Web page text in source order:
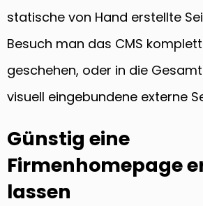
statische von Hand erstellte
Besuch man das CMS
geschehen, oder in die
visuell eingebundene externe
Günstig eine
Firmenhomepage
lassen